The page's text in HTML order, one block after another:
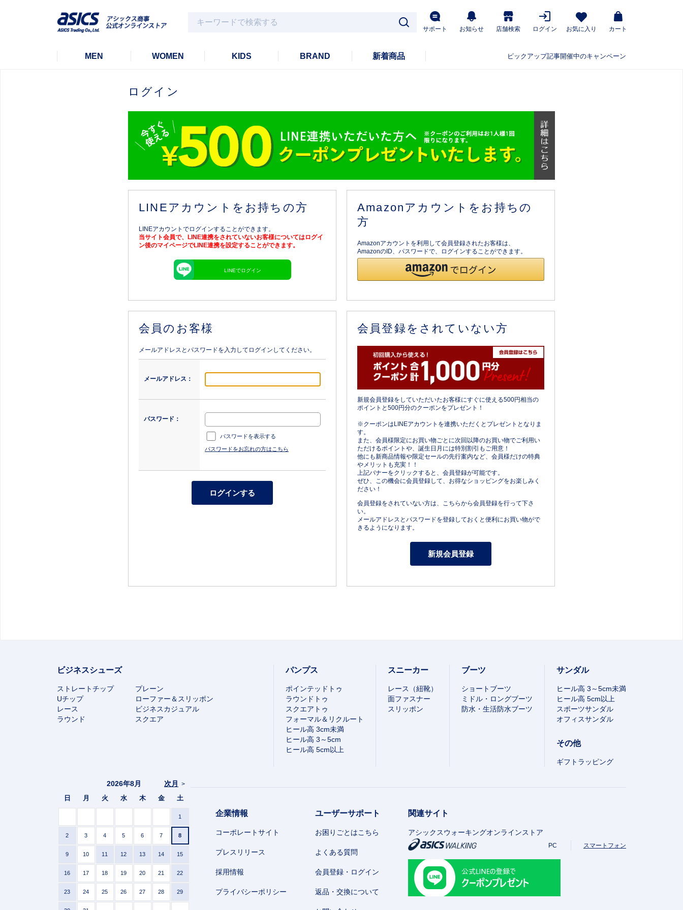
サポート お知らせ 店舗検索 ログイン お気に入り カート
MEN WOMEN KIDS BRAND 新着商品 ピックアップ記事開催中のキャンペーン
ログイン
LINEアカウントをお持ちの方
LINEアカウントでログインすることができます。
当サイト会員で、LINE連携をされていないお客様についてはログイ
ン後のマイページでLINE連携を設定することができます。
LINEでログイン
Amazonアカウントをお持ちの
方
Amazonアカウントを利用して会員登録されたお客様は、
AmazonのID、パスワードで、ログインすることができます。
会員のお客様
メールアドレスとパスワードを入力してログインしてください。
メールアドレス：
パスワード：
パスワードを表示する
パスワードをお忘れの方はこちら
会員登録をされていない方
新規会員登録をしていただいたお客様にすぐに使える500円相当の
ポイントと500円分のクーポンをプレゼント！
※クーポンはLINEアカウントを連携いただくとプレゼントとなりま
す。
また、会員様限定にお買い物ごとに次回以降のお買い物でご利用い
ただけるポイントや、誕生日月には特別割引もご用意！
他にも新商品情報や限定セールの先行案内など、会員様だけの特典
やメリットも充実！！
上記バナーをクリックすると、会員登録が可能です。
ぜひ、この機会に会員登録して、お得なショッピングをお楽しみく
ださい！
会員登録をされていない方は、こちらから会員登録を行って下さ
い。
メールアドレスとパスワードを登録しておくと便利にお買い物がで
きるようになります。
ビジネスシューズ
ストレートチップ
プレーン
Uチップ
ローファー＆スリッポン
レース
ビジネスカジュアル
ラウンド
スクエア
パンプス
ポインテッドトゥ
ラウンドトゥ
スクエアトゥ
フォーマル＆リクルート
ヒール高 3cm未満
ヒール高 3～5cm
ヒール高 5cm以上
スニーカー
レース（紐靴）
面ファスナー
スリッポン
ブーツ
ショートブーツ
ミドル・ロングブーツ
防水・生活防水ブーツ
サンダル
ヒール高 3～5cm未満
ヒール高 5cm以上
スポーツサンダル
オフィスサンダル
その他
ギフトラッピング
次月 >
2026年8月
日 月 火 水 木 金 土
1
2 3 4 5 6 7 8
9 10 11 12 13 14 15
16 17 18 19 20 21 22
23 24 25 26 27 28 29
企業情報
コーポレートサイト
プレスリリース
採用情報
プライバシーポリシー
ユーザーサポート
お困りごとはこちら
よくある質問
会員登録・ログイン
返品・交換について
関連サイト
アシックスウォーキングオンラインストア
PC スマートフォン